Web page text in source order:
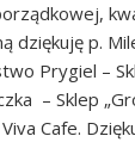
dziękuję p.
Prygiel –
– Sklep
Cafe.